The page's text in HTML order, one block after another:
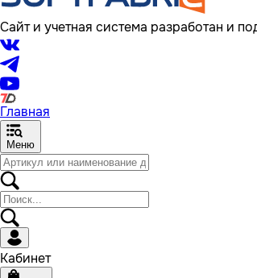
Сайт и учетная система разработан и
Главная
Меню
Кабинет